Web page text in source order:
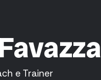
e Trainer